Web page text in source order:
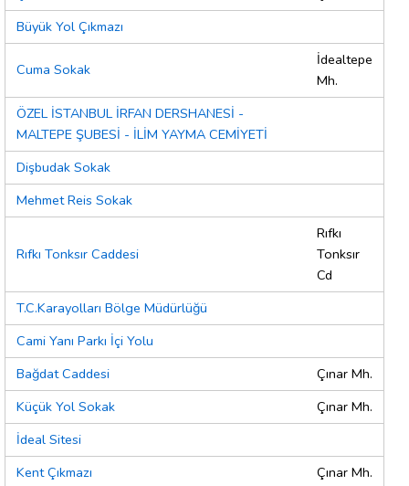
Büyük Yol Çıkmazı
Cuma Sokak
İdealtepe
Mh.
ÖZEL İSTANBUL İRFAN DERSHANESİ -
MALTEPE ŞUBESİ - İLİM YAYMA CEMİYETİ
Dişbudak Sokak
Mehmet Reis Sokak
Rıfkı Tonksır Caddesi
Rıfkı
Tonksır
Cd
T.C.Karayolları Bölge Müdürlüğü
Cami Yanı Parkı İçi Yolu
Bağdat Caddesi
Çınar Mh.
Küçük Yol Sokak
Çınar Mh.
İdeal Sitesi
Kent Çıkmazı
Çınar Mh.